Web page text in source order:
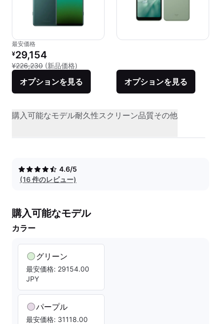
最安価格
リファービッシュ品の価格：
¥29,154
¥226,230 (新品価格)
オプションを見る オプションを見る
購入可能なモデル耐久性スクリーン品質その他
4.6/5
(16 件のレビュー)
購入可能なモデル
カラー
グリーン
最安価格: 29154.00
JPY
パープル
最安価格: 31118.00